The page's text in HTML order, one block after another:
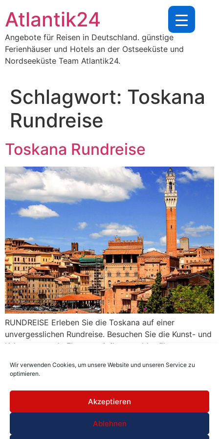
Wir verwenden Cookies, um unsere Website und unseren Service zu
optimieren.
Akzeptieren
Ablehnen
Inhalt
springen
Atlantik24
Angebote für Reisen in Deutschland. günstige
Ferienhäuser und Hotels an der Ostseeküste und
Nordseeküste Team Atlantik24.
Schlagwort: Toskana
Rundreise
Toskana Rundreise
RUNDREISE Erleben Sie die Toskana auf einer
unvergesslichen Rundreise. Besuchen Sie die Kunst- und
Kulturmetropole Florenz mit ihren weltberühmten
durch die mittelalterlichen Gassen von Siena und
die sanften Hügel und Weinberge der Chianti-Region,
probieren Sie regionale Weine und kulinarische
Spezialitäten. Diese Rundreise vereint Kultur, Genuss
und die atemberaubende Landschaft der Toskana zu